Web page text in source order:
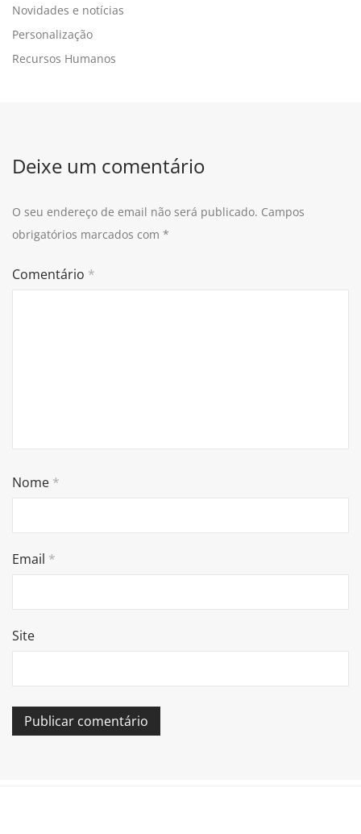
Novidades e notícias
Personalização
Recursos Humanos
Deixe um comentário
O seu endereço de email não será publicado. Campos
obrigatórios marcados com *
Comentário *
Nome *
Email *
Site